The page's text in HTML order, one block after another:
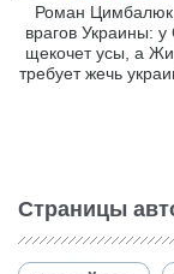
Роман
врагов Украины: у
щекочет усы, а
требует жечь
Страницы